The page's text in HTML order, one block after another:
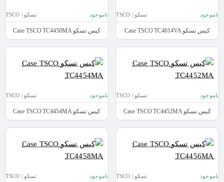
ناموجود تسکو | TSCO
کیس تسکو Case TSCO TC4614VA
ناموجود تسکو | TSCO
کیس تسکو Case TSCO TC4450MA
ناموجود تسکو | TSCO
کیس تسکو Case TSCO TC4452MA
ناموجود تسکو | TSCO
کیس تسکو Case TSCO TC4454MA
ناموجود تسکو | TSCO ناموجود تسکو | TSCO